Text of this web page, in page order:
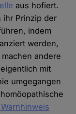
aus hofiert.
ihr Prinzip der
indem
werden,
andere
mit
umgegangen